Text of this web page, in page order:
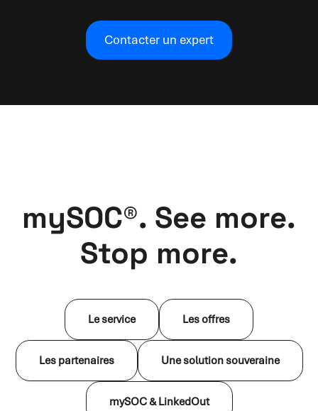
Contacter un expert
mySOC®. See more.
Stop more.
Le service Les offres
Les partenaires Une solution souveraine
mySOC & LinkedOut